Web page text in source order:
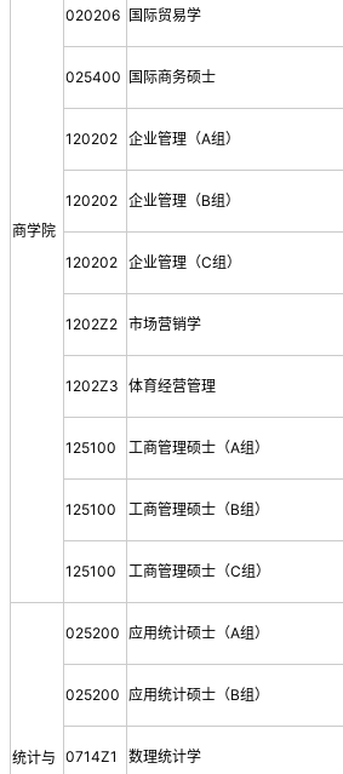
商学院
020206 国际贸易学
025400 国际商务硕士
120202 企业管理（A组）
120202 企业管理（B组）
120202 企业管理（C组）
1202Z2 市场营销学
1202Z3 体育经营管理
125100 工商管理硕士（A组）
125100 工商管理硕士（B组）
125100 工商管理硕士（C组）
统计与
025200 应用统计硕士（A组）
025200 应用统计硕士（B组）
0714Z1 数理统计学